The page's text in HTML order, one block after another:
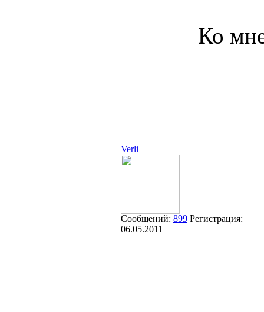
Ко
Verli
Сообщений: 899 Регистрация:
06.05.2011